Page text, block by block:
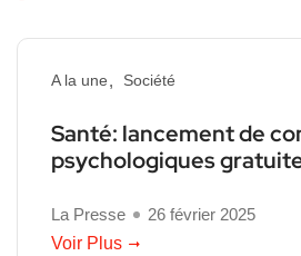
A la une Société
Santé: lancement de
psychologiques
La Presse
26 février 2025
Voir Plus